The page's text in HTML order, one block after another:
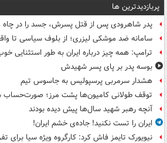
پربازدیدترین ها
پدر شاهرودی پس از قتل پسرش، جسد را در
سامانه ضد موشکی لیزری؛ از بلوف سیاسی تا
ترامپ: همه چیز درباره ایران به طور استثنایی
بوسه‌ پدر بر پای پسر شهیدش
هشدار سرمربی پرسپولیس به جاسوس تیم
توقف طولانی کامیون‌ها پشت مرز؛ صورت‌حساب
آنچه رهبر شهید سال‌ها پیش دیده بودند
ایران را تست نکنید! جاده‌ی خشم ایران!
نیویورک تایمز فاش کرد: کارگروه ویژه سیا برای